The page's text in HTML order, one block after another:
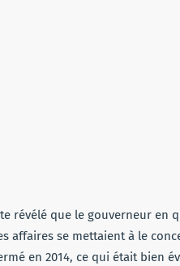
révélé que le gouverneur en
affaires se mettaient à le
en 2014, ce qui était bien